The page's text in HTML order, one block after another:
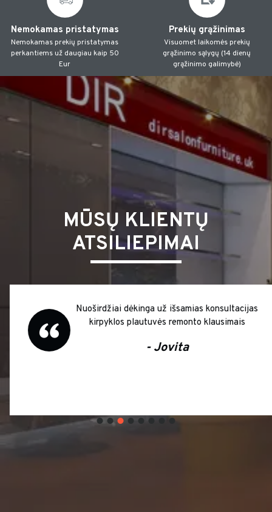
Nemokamas pristatymas
Nemokamas prekių pristatymas
perkantiems už daugiau kaip 50
Eur
Prekių grąžinimas
Visuomet laikomės prekių
grąžinimo sąlygų (14 dienų
grąžinimo galimybė)
MŪSŲ KLIENTŲ
ATSILIEPIMAI
Nuoširdžiai dėkinga už išsamias konsultacijas
kirpyklos plautuvės remonto klausimais
- Jovita